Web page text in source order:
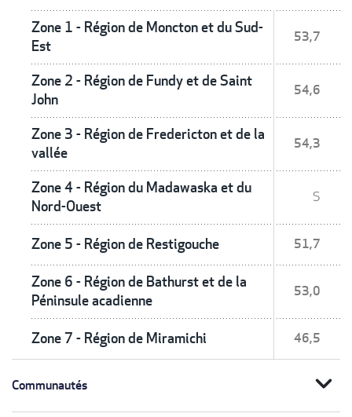
Zone 1 - Région de Moncton et du Sud-
Est
53,7
Zone 2 - Région de Fundy et de Saint
John
54,6
Zone 3 - Région de Fredericton et de la
vallée
54,3
Zone 4 - Région du Madawaska et du
Nord-Ouest
S
Zone 5 - Région de Restigouche 51,7
Zone 6 - Région de Bathurst et de la
Péninsule acadienne
53,0
Zone 7 - Région de Miramichi 46,5
Communautés expand_more